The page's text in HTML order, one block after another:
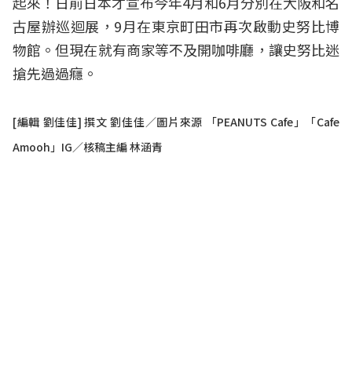
古屋辦巡迴展，9月在東京町田市再次啟動史努比博
物館。但現在就有商家等不及開咖啡廳，讓史努比迷
搶先過過癮。
[編輯 劉佳佳] 撰文 劉佳佳／圖片來源 「PEANUTS Cafe」「Cafe
Amooh」IG／核稿主編 林涵青